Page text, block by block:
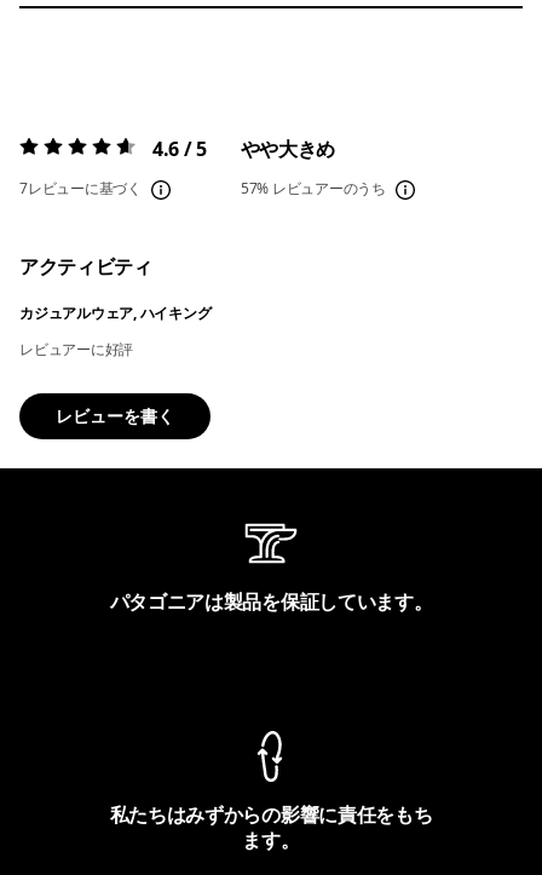
評価:4.6 / 5 4.6 / 5
7レビューに基づく
やや大きめ
57% レビュアーのうち
アクティビティ
カジュアルウェア, ハイキング
レビュアーに好評
レビューを書く
パタゴニアは製品を保証しています。
私たちはみずからの影響に責任をもち
ます。